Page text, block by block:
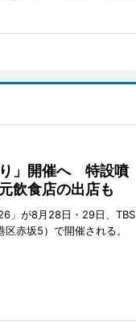
り」開催へ 特設噴
飲食店の出店も
」が8月28日・29日、TBS
赤坂5）で開催される。